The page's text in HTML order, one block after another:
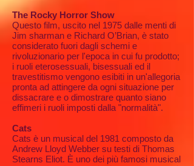
The Rocky Horror Show
Questo film, uscito nel 1975 dalle menti di
Jim sharman e Richard O’Brian, è stato
considerato fuori dagli schemi e
rivoluzionario per l'epoca in cui fu prodotto;
i ruoli eterosessuali, bisessuali ed il
travestitismo vengono esibiti in un'allegoria
pronta ad attingere da ogni situazione per
dissacrare e o dimostrare quanto siano
effimeri i ruoli imposti dalla "normalità".
Cats
Cats è un musical del 1981 composto da
Andrew Lloyd Webber su testi di Thomas
Stearns Eliot. È uno dei più famosi musical